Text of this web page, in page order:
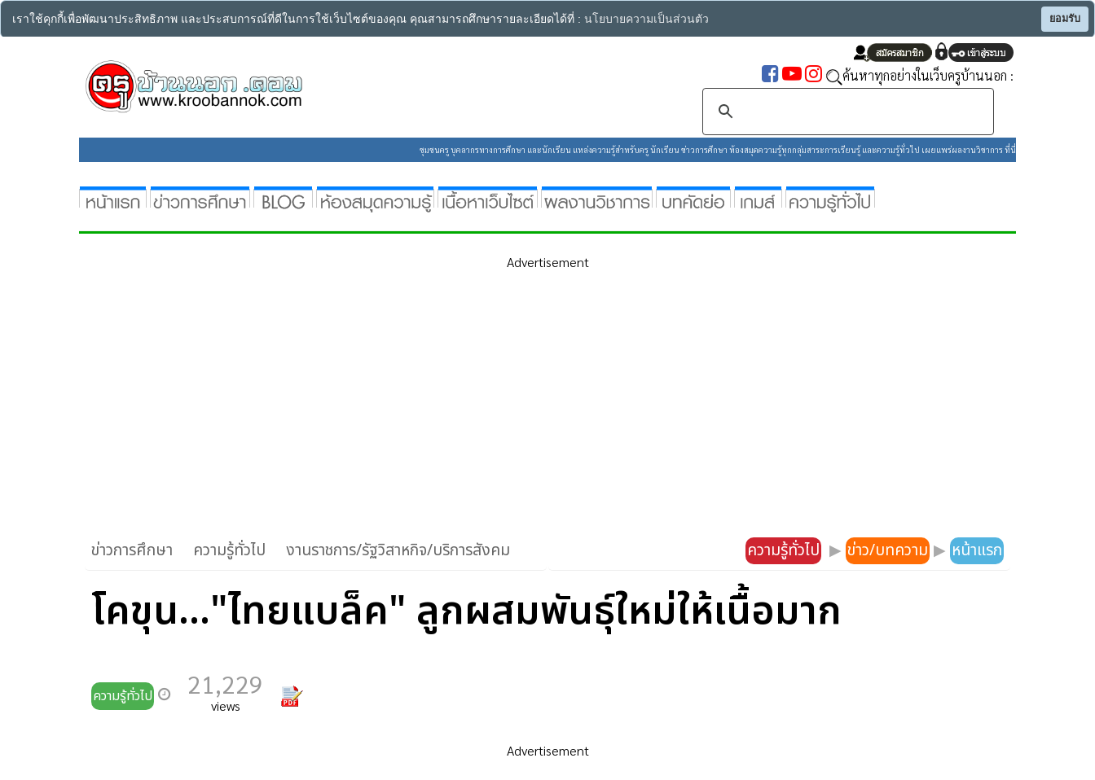
เราใช้คุกกี้เพื่อพัฒนาประสิทธิภาพ และประสบการณ์ที่ดีในการใช้เว็บไซต์ของคุณ คุณสามารถศึกษารายละเอียดได้ที่ : นโยบายความเป็นส่วนตัว ยอมรับ
ค้นหาทุกอย่างในเว็บครูบ้านนอก :
ชุมชนครู บุคลากรทางการศึกษา และนักเรียน แหล่งความรู้สำหรับครู นักเรียน ข่าวการศึกษา ห้องสมุดความรู้ทุกกลุ่มสาระการเรียนรู้ และความรู้ทั่วไป เผยแพร่ผลงานวิชาการ ที่นี่
Advertisement
ข่าวการศึกษา ความรู้ทั่วไป งานราชการ/รัฐวิสาหกิจ/บริการสังคม ความรู้ทั่วไป ▶ ข่าว/บทความ ▶ หน้าแรก
โคขุน..."ไทยแบล็ค" ลูกผสมพันธุ์ใหม่ให้เนื้อมาก
ความรู้ทั่วไป 21,229
views
Advertisement